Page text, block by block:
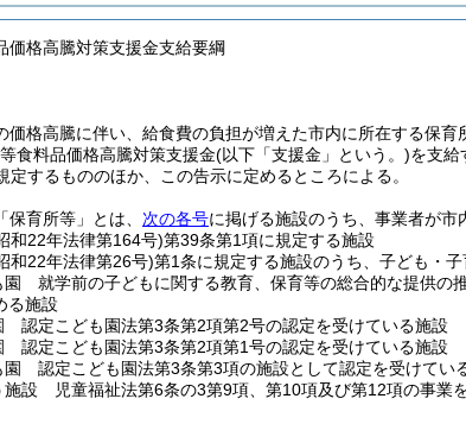
価格高騰対策支援金支給要綱
価格高騰に伴い、給食費の負担が増えた市内に所在する保育
食料品価格高騰対策支援金(以下「支援金」という。)を支給
定するもののほか、この告示に定めるところによる。
育所等」とは、 次の各号に掲げる施設のうち、事業者が市
和22年法律第164号)第39条第1項に規定する施設
和22年法律第26号)第1条に規定する施設のうち、子ども・
園 就学前の子どもに関する教育、保育等の総合的な提供の
る施設
認定こども園法第3条第2項第2号の認定を受けている施設
認定こども園法第3条第2項第1号の認定を受けている施設
園 認定こども園法第3条第3項の施設として認定を受けてい
設 児童福祉法第6条の3第9項、第10項及び第12項の事業